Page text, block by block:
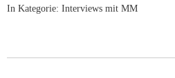
In Kategorie: Interviews mit MM